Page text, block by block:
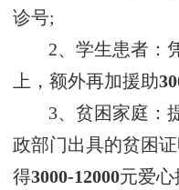
诊号;
2、学生患者：
上，额外再加援助
3、贫困家庭：
政部门出具的贫困
得3000-12000元爱心